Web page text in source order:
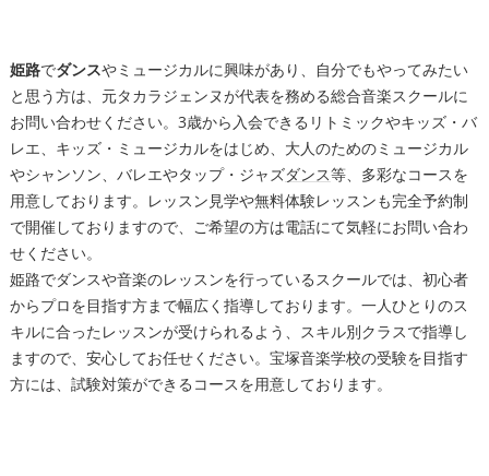
姫路でダンスやミュージカルに興味があり、自分でもやってみたい
と思う方は、元タカラジェンヌが代表を務める総合音楽スクールに
お問い合わせください。3歳から入会できるリトミックやキッズ・バ
レエ、キッズ・ミュージカルをはじめ、大人のためのミュージカル
やシャンソン、バレエやタップ・ジャズダンス等、多彩なコースを
用意しております。レッスン見学や無料体験レッスンも完全予約制
で開催しておりますので、ご希望の方は電話にて気軽にお問い合わ
せください。
姫路でダンスや音楽のレッスンを行っているスクールでは、初心者
からプロを目指す方まで幅広く指導しております。一人ひとりのス
キルに合ったレッスンが受けられるよう、スキル別クラスで指導し
ますので、安心してお任せください。宝塚音楽学校の受験を目指す
方には、試験対策ができるコースを用意しております。